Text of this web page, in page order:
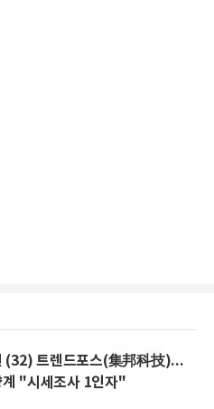
(32) 트렌드포스(集邦科技)...
계 "시세조사 1인자"